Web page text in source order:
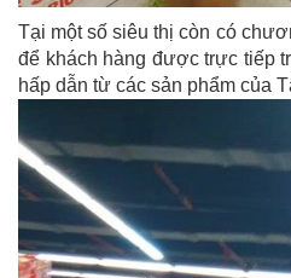
Tại một số siêu thị còn có
để khách hàng được trực tiếp
hấp dẫn từ các sản phẩm của